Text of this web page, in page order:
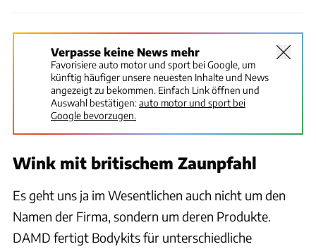
Verpasse keine News mehr
Favorisiere auto motor und sport bei Google, um
künftig häufiger unsere neuesten Inhalte und News
angezeigt zu bekommen. Einfach Link öffnen und
Auswahl bestätigen:auto motor und sport bei
Google bevorzugen.
Wink mit britischem Zaunpfahl
Es geht uns ja im Wesentlichen auch nicht um den
Namen der Firma, sondern um deren Produkte.
DAMD fertigt Bodykits für unterschiedliche